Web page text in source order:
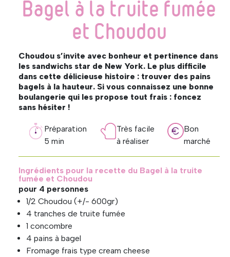
Bagel à la truite fumée
et Choudou
Choudou s’invite avec bonheur et pertinence dans
les sandwichs star de New York. Le plus difficile
dans cette délicieuse histoire : trouver des pains
bagels à la hauteur. Si vous connaissez une bonne
boulangerie qui les propose tout frais : foncez
sans hésiter !
Préparation
5 min
Très facile
à réaliser
Bon
marché
Ingrédients pour la recette du Bagel à la truite
fumée et Choudou
pour 4 personnes
1/2 Choudou (+/- 600gr)
4 tranches de truite fumée
1 concombre
4 pains à bagel
Fromage frais type cream cheese